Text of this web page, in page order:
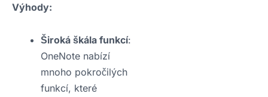
Výhody:
Široká škála funkcí:
OneNote nabízí
mnoho pokročilých
funkcí, které